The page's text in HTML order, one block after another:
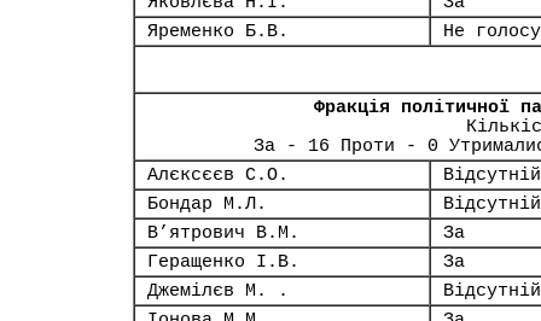
Яременко Б.В.
Не
Фракція політичної
За - 16 Проти - 0
Алєксєєв С.О.
Відсутній
Бондар М.Л.
Відсутній
В’ятрович В.М.
За
Геращенко І.В.
За
Джемілєв М. .
Відсутній